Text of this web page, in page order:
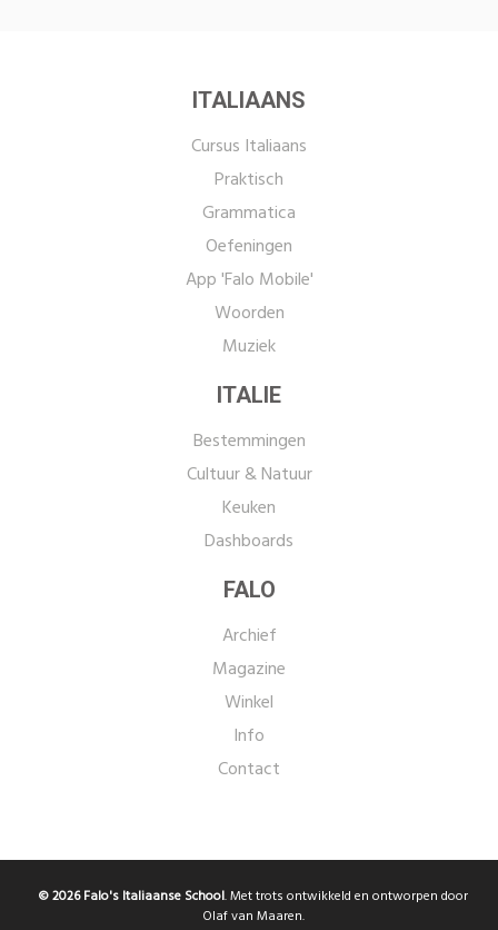
ITALIAANS
Cursus Italiaans
Praktisch
Grammatica
Oefeningen
App 'Falo Mobile'
Woorden
Muziek
ITALIE
Bestemmingen
Cultuur & Natuur
Keuken
Dashboards
FALO
Archief
Magazine
Winkel
Info
Contact
© 2026 Falo's Italiaanse School. Met trots ontwikkeld en ontworpen door
Olaf van Maaren.